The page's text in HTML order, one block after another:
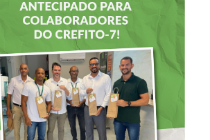
DIA DOS PAIS É
ANTECIPADO
PARA
COLABORADORES
DO CREFITO-7